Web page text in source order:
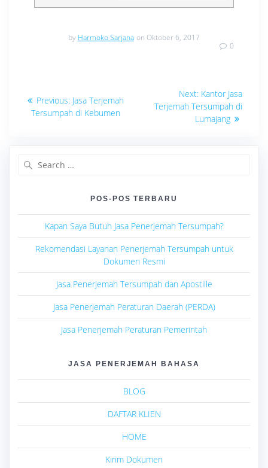
by Harmoko Sarjana on Oktober 6, 2017
0
pos
Previous: Previous
post:
Jasa Terjemah
Tersumpah di Kebumen
Next: Next
post:
Kantor Jasa
Terjemah Tersumpah di
Lumajang
POS-POS TERBARU
Kapan Saya Butuh Jasa Penerjemah Tersumpah?
Rekomendasi Layanan Penerjemah Tersumpah untuk
Dokumen Resmi
Jasa Penerjemah Tersumpah dan Apostille
Jasa Penerjemah Peraturan Daerah (PERDA)
Jasa Penerjemah Peraturan Pemerintah
JASA PENERJEMAH BAHASA
BLOG
DAFTAR KLIEN
HOME
Kirim Dokumen